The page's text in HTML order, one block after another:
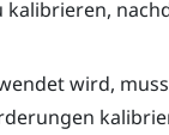
wird,